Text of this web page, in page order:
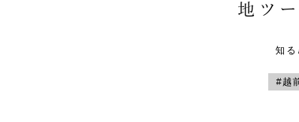
地ツ
知る
#越